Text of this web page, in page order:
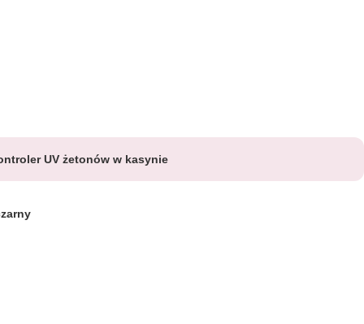
UV żetonów w kasynie